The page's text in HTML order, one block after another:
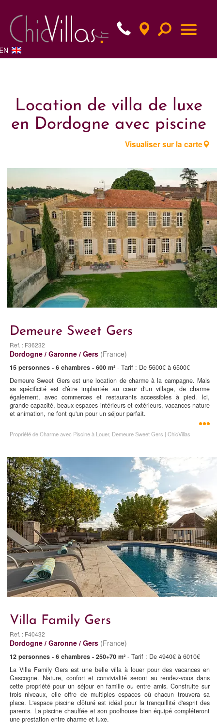
Location de villa de luxe
en Dordogne avec piscine
Visualiser sur la carte
Demeure Sweet Gers
Ref. : F36232
Dordogne / Garonne / Gers (France)
15 personnes - 6 chambres - 600 m² - Tarif : De 5600€ à 6500€
Demeure Sweet Gers est une location de charme à la campagne. Mais
sa spécificité est d'être implantée au cœur d'un village, de charme
également, avec commerces et restaurants accessibles à pied. Ici,
grande capacité, beaux espaces intérieurs et extérieurs, vacances nature
et animation, ne font qu'un pour un séjour parfait.
Propriété de Charme avec Piscine à Louer, Demeure Sweet Gers | ChicVillas
Villa Family Gers
Ref. : F40432
Dordogne / Garonne / Gers (France)
12 personnes - 6 chambres - 250+70 m² - Tarif : De 4940€ à 6010€
La Villa Family Gers est une belle villa à louer pour des vacances en
Gascogne. Nature, confort et convivialité seront au rendez-vous dans
cette propriété pour un séjour en famille ou entre amis. Construite sur
trois niveaux, elle offre de multiples espaces où chacun trouvera sa
place. L'espace piscine clôturé est idéal pour la tranquillité d'esprit des
parents. La piscine chauffée et son poolhouse bien équipé compléteront
une prestation entre charme et luxe.